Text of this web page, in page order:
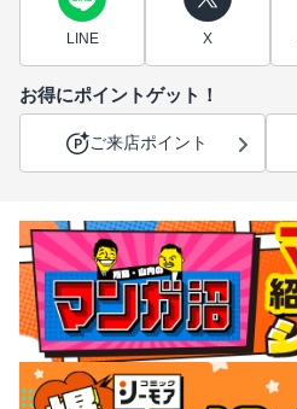
LINE X
お得にポイントゲット！
ご来店ポイント